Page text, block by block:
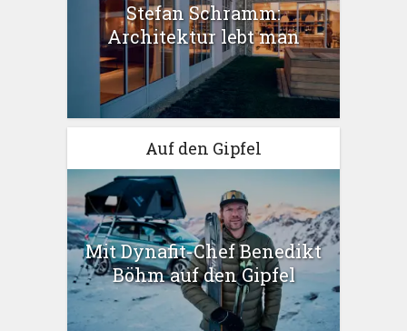
Stefan Schramm:
Architektur lebt man
Auf den Gipfel
Mit Dynafit-Chef Benedikt
Böhm auf den Gipfel